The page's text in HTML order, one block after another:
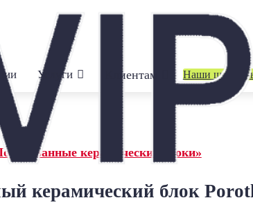
Услуги Клиентам Наши
керамические блоки»
керамический блок